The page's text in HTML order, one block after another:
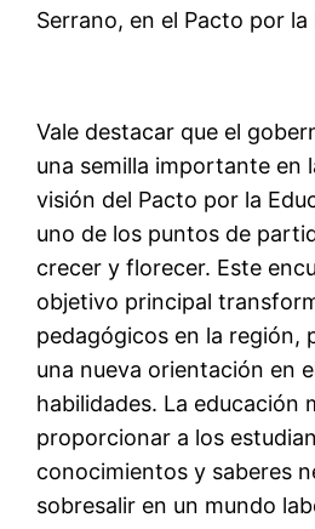
Serrano, en el Pacto por la
Vale destacar que el
una semilla importante en
visión del Pacto por la
uno de los puntos de
crecer y florecer. Este
objetivo principal
pedagógicos en la región,
una nueva orientación en
habilidades. La educación
proporcionar a los
conocimientos y saberes
sobresalir en un mundo